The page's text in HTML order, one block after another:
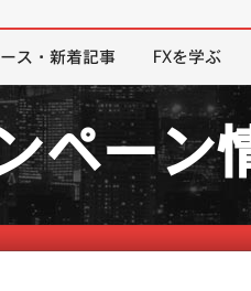
ス・新着記事 FXを学ぶ
ペーン